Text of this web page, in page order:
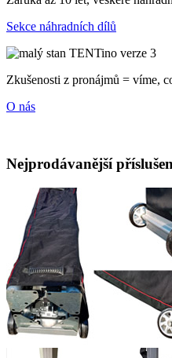
Sekce náhradních dílů
Zkušenosti z pronájmů = víme,
O nás
Nejprodávanější